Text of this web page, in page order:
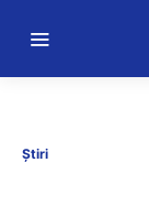
Știri